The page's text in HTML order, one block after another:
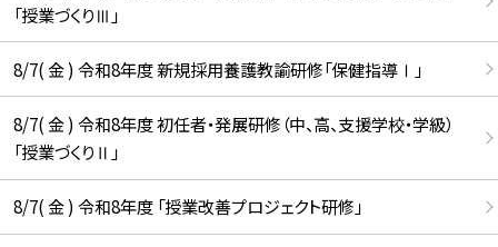
「授業づくりⅢ」
8/7( 金 ) 令和8年度 新規採用養護教諭研修「保健指導Ⅰ」
8/7( 金 ) 令和8年度 初任者・発展研修（中、高、支援学校・学級）
「授業づくりⅡ」
8/7( 金 ) 令和8年度 「授業改善プロジェクト研修」